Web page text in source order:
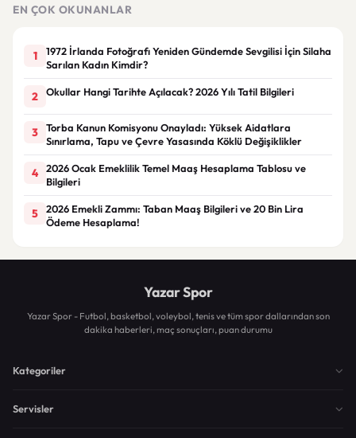
EN ÇOK OKUNANLAR
1
1972 İrlanda Fotoğrafı Yeniden Gündemde Sevgilisi İçin Silaha
Sarılan Kadın Kimdir?
2 Okullar Hangi Tarihte Açılacak? 2026 Yılı Tatil Bilgileri
3
Torba Kanun Komisyonu Onayladı: Yüksek Aidatlara
Sınırlama, Tapu ve Çevre Yasasında Köklü Değişiklikler
4
2026 Ocak Emeklilik Temel Maaş Hesaplama Tablosu ve
Bilgileri
5
2026 Emekli Zammı: Taban Maaş Bilgileri ve 20 Bin Lira
Ödeme Hesaplama!
Yazar Spor
Yazar Spor - Futbol, basketbol, voleybol, tenis ve tüm spor dallarından son
dakika haberleri, maç sonuçları, puan durumu
Kategoriler
Servisler